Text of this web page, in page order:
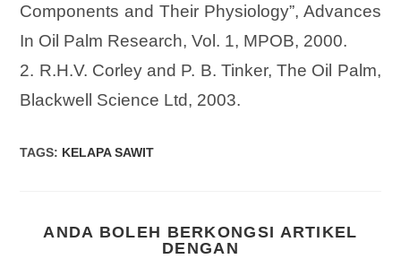
Components and Their Physiology”, Advances
In Oil Palm Research, Vol. 1, MPOB, 2000.
2. R.H.V. Corley and P. B. Tinker, The Oil Palm,
Blackwell Science Ltd, 2003.
TAGS: KELAPA SAWIT
ANDA BOLEH BERKONGSI ARTIKEL
DENGAN